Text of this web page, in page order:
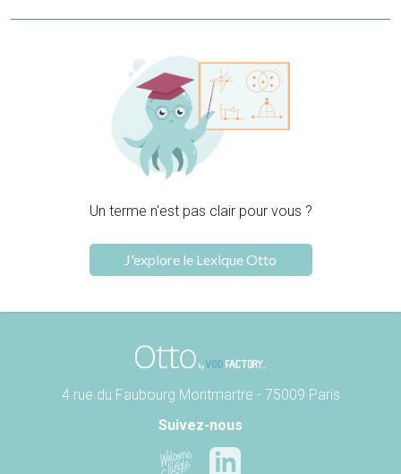
Un terme n'est pas clair pour vous ?
J'explore le Lexique Otto
4 rue du Faubourg Montmartre - 75009 Paris
Suivez-nous